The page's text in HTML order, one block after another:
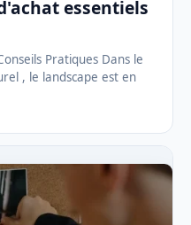
essentiels
Pratiques Dans le
, le landscape est en